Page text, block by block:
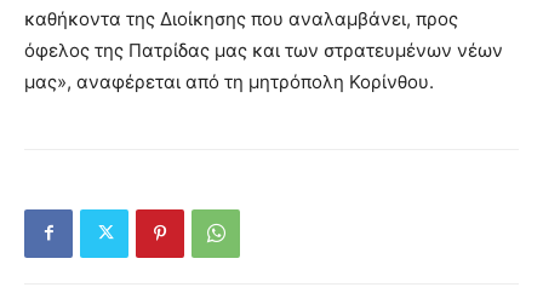
καθήκοντα της Διοίκησης που αναλαμβάνει, προς
όφελος της Πατρίδας μας και των στρατευμένων νέων
μας», αναφέρεται από τη μητρόπολη Κορίνθου.